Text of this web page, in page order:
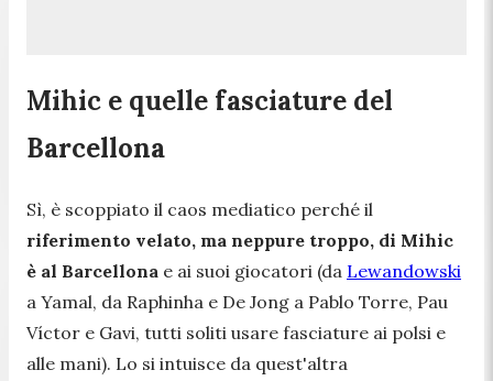
Mihic e quelle fasciature del
Barcellona
Sì, è scoppiato il caos mediatico perché il
riferimento velato, ma neppure troppo, di Mihic
è al Barcellona e ai suoi giocatori (da Lewandowski
a Yamal, da Raphinha e De Jong a Pablo Torre, Pau
Víctor e Gavi, tutti soliti usare fasciature ai polsi e
alle mani). Lo si intuisce da quest'altra